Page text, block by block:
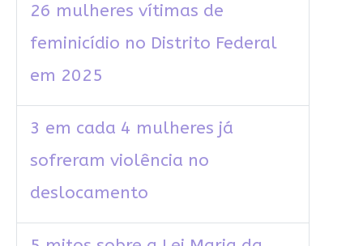
26 mulheres vítimas de
feminicídio no Distrito Federal
em 2025
3 em cada 4 mulheres já
sofreram violência no
deslocamento